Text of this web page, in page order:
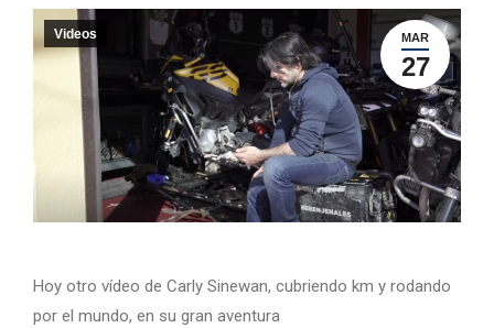
MAR
27
Videos
Hoy otro vídeo de Carly Sinewan, cubriendo km y rodando
por el mundo, en su gran aventura